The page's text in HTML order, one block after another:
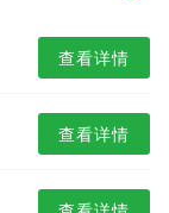
查看详情
查看详情